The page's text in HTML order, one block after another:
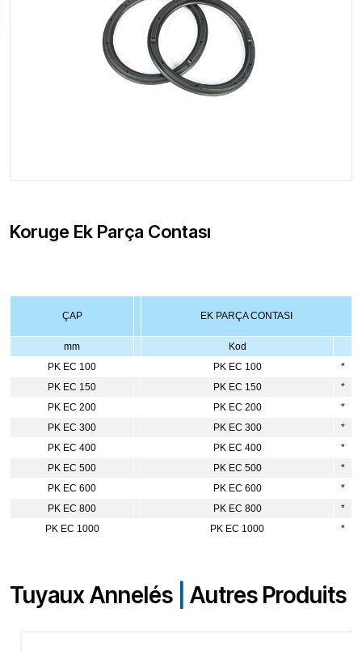
Koruge Ek Parça Contası
ÇAP EK PARÇA CONTASI
mm
Kod
PK EC 100
PK EC 100
*
PK EC 150
PK EC 150
*
PK EC 200
PK EC 200
*
PK EC 300
PK EC 300
*
PK EC 400
PK EC 400
*
PK EC 500
PK EC 500
*
PK EC 600
PK EC 600
*
PK EC 800
PK EC 800
*
PK EC 1000
PK EC 1000 *
Tuyaux Annelés Autres Produits